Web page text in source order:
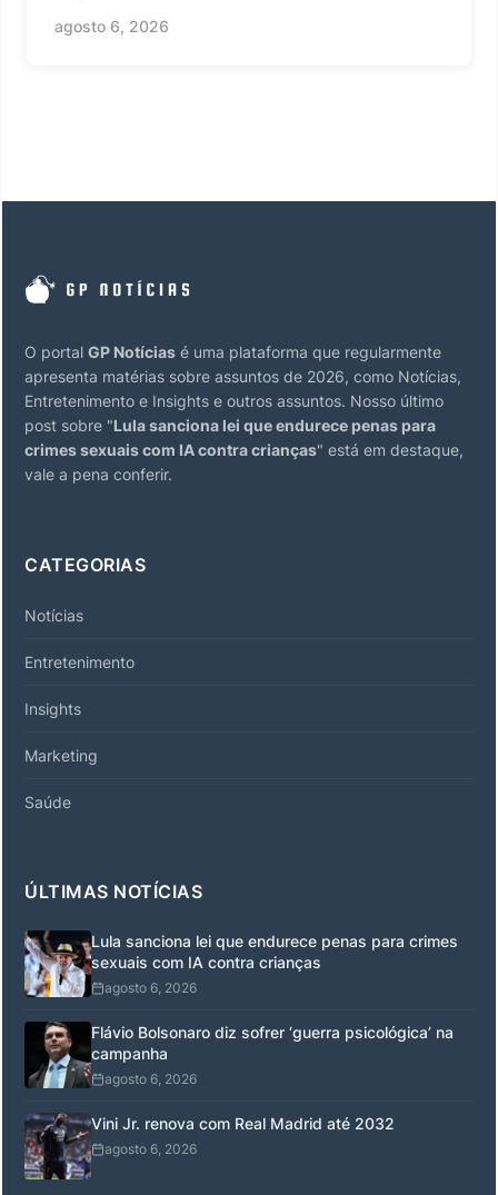
agosto 6, 2026
O portal GP Notícias é uma plataforma que regularmente
apresenta matérias sobre assuntos de 2026, como Notícias,
Entretenimento e Insights e outros assuntos. Nosso último
post sobre "Lula sanciona lei que endurece penas para
crimes sexuais com IA contra crianças" está em destaque,
vale a pena conferir.
CATEGORIAS
Notícias
Entretenimento
Insights
Marketing
Saúde
ÚLTIMAS NOTÍCIAS
Lula sanciona lei que endurece penas para crimes
sexuais com IA contra crianças
agosto 6, 2026
Flávio Bolsonaro diz sofrer ‘guerra psicológica’ na
campanha
agosto 6, 2026
Vini Jr. renova com Real Madrid até 2032
agosto 6, 2026